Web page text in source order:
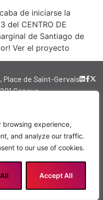
browsing experience,
and analyze our traffic.
to our use of cookies.
Accept All
de iniciarse la
del CENTRO DE
de Santiago de
Ver el proyecto
Place de Saint-Gervais,
Geneva,
2024 Copyright
Pro Vitae
Charitable
policy